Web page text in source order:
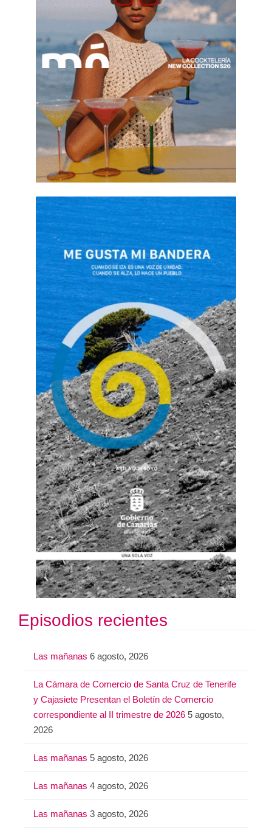
Episodios recientes
Las mañanas 6 agosto, 2026
La Cámara de Comercio de Santa Cruz de Tenerife
y Cajasiete Presentan el Boletín de Comercio
correspondiente al II trimestre de 2026 5 agosto,
2026
Las mañanas 5 agosto, 2026
Las mañanas 4 agosto, 2026
Las mañanas 3 agosto, 2026